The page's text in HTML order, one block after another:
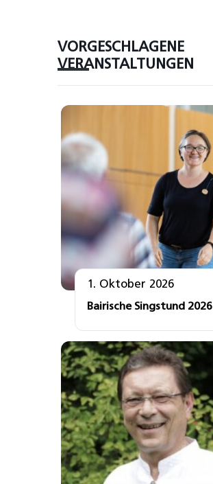
VORGESCHLAGENE
VERANSTALTUNGEN
1. Oktober 2026
Bairische Singstund 2026